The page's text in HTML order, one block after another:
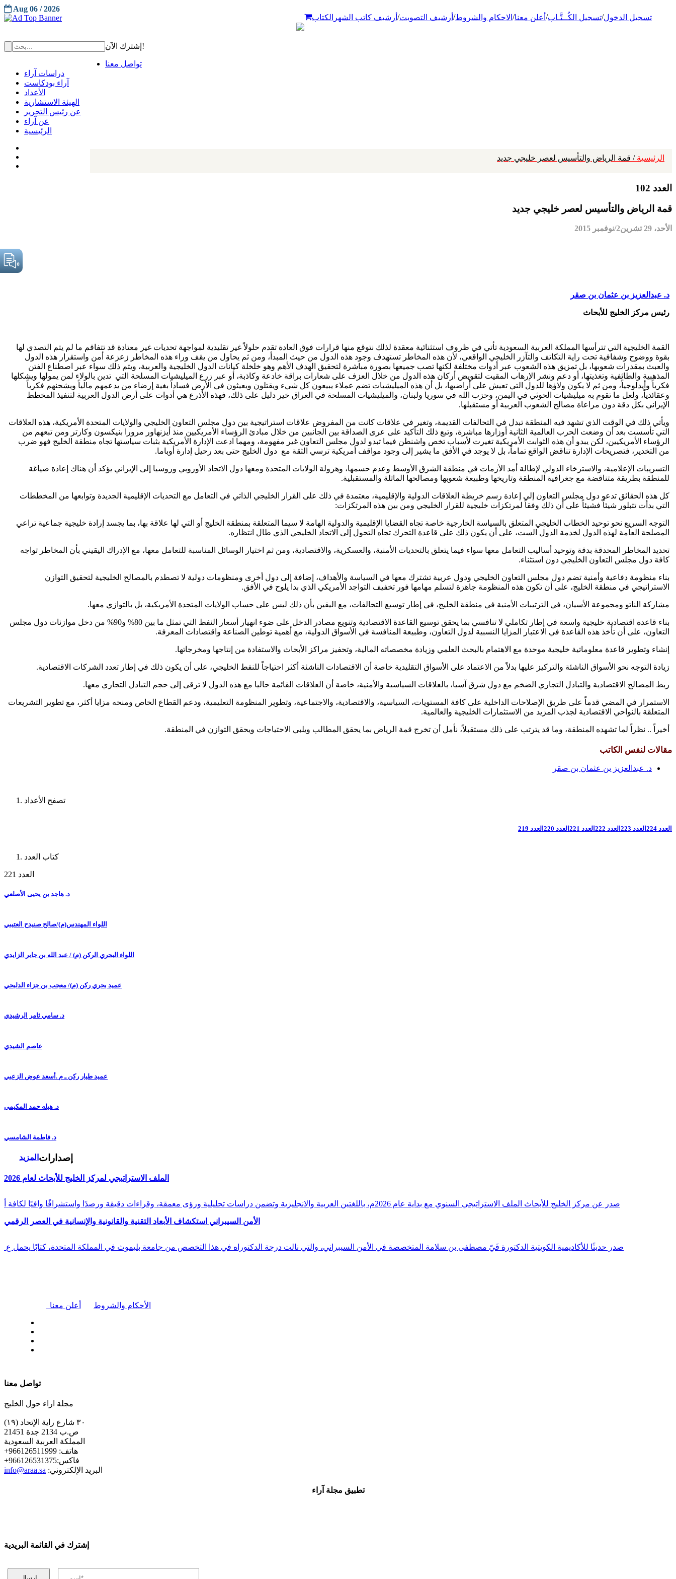
تسجيل الدخول/تسجيل الكُــتَّـاب/ أعلن معنا/ الاحكام والشروط/ أرشيف التصويت/ أرشيف كاتب الشهر الكتاب
Aug 06 / 2026
إشترك الآن!
تواصل معنا
دراسات آراء
آراء بودكاست
الأعداد
الهيئة الاستشارية
عن رئيس التحرير
عن آراء
الرئيسية
الرئيسية / قمة الرياض والتأسيس لعصر خليجي جديد
العدد 102
قمة الرياض والتأسيس لعصر خليجي جديد
الأحد، 29 تشرين2/نوفمبر 2015
د. عبدالعزيز بن عثمان بن صقر
رئيس مركز الخليج للأبحاث
القمة الخليجية التي تترأسها المملكة العربية السعودية تأتي في ظروف استثنائية معقدة لذلك نتوقع منها قرارات فوق العادة تقدم حلولاً غير تقليدية لمواجهة تحديات غير معتادة قد تتفاقم ما لم يتم التصدي لها
بقوة ووضوح وشفافية تحت راية التكاتف والتآزر الخليجي الواقعي، لأن هذه المخاطر تستهدف وجود هذه الدول من حيث المبدأ، ومن ثم يحاول من يقف وراء هذه المخاطر زعزعة أمن واستقرار هذه الدول
والعبث بمقدرات شعوبها، بل تمزيق هذه الشعوب عبر أدوات مختلفة لكنها تصب جميعها بصورة مباشرة لتحقيق الهدف الأهم وهو خلخلة كيانات الدول الخليجية والعربية، ويتم ذلك سواء عبر اصطناع الفتن
المذهبية والطائفية وتغذيتها، أو دعم ونشر الإرهاب المقيت لتقويض أركان هذه الدول من خلال العزف على شعارات براقة خادعة وكاذبة، أو عبر زرع الميليشيات المسلحة التي تدين بالولاء لمن يمولها ويشكلها
فكرياً وأيدلوجياً، ومن ثم لا يكون ولاؤها للدول التي تعيش على أراضيها، بل أن هذه الميليشيات تضم عملاء يبيعون كل شيء ويقتلون ويعيثون في الأرض فساداً بغية إرضاء من يدعمهم مالياً ويشحنهم فكرياً
وعقائدياً، ولعل ما تقوم به ميليشيات الحوثي في اليمن، وحزب الله في سوريا ولبنان، والميليشيات المسلحة في العراق خير دليل على ذلك، فهذه الأذرع هي أدوات على أرض الدول العربية لتنفيذ المخطط
الإيراني بكل دقة دون مراعاة مصالح الشعوب العربية أو مستقبلها.
ويأتي ذلك في الوقت الذي تشهد فيه المنطقة تبدل في التحالفات القديمة، وتغير في علاقات كانت من المفروض علاقات استراتيجية بين دول مجلس التعاون الخليجي والولايات المتحدة الأمريكية، هذه العلاقات
التي تأسست بعد أن وضعت الحرب العالمية الثانية أوزارها مباشرة، وتبع ذلك التأكيد على عرى الصداقة بين الجانبين من خلال مبادئ الرؤساء الأمريكيين منذ أيزنهاور مرورا بنيكسون وكارتر ومن تبعهم من
الرؤساء الأمريكيين، لكن يبدو أن هذه الثوابت الأمريكية تغيرت لأسباب تخص واشنطن فيما تبدو لدول مجلس التعاون غير مفهومة، ومهما ادعت الإدارة الأمريكية بثبات سياستها تجاه منطقة الخليج فهو ضرب
من التخدير، فتصريحات الإدارة تناقض الواقع تماماً، بل لا يوجد في الأفق ما يشير إلى وجود مواقف أمريكية ترسي الثقة مع دول الخليج حتى بعد رحيل إدارة أوباما.
التسريبات الإعلامية، والاسترخاء الدولي لإطالة أمد الأزمات في منطقة الشرق الأوسط وعدم حسمها، وهرولة الولايات المتحدة ومعها دول الاتحاد الأوروبي وروسيا إلى الإيراني يؤكد أن هناك إعادة صياغة
للمنطقة بطريقة متناقضة مع جغرافية المنطقة وتاريخها وطبيعة شعوبها ومصالحها الماثلة والمستقبلية.
كل هذه الحقائق تدعو دول مجلس التعاون إلى إعادة رسم خريطة العلاقات الدولية والإقليمية، معتمدة في ذلك على القرار الخليجي الذاتي في التعامل مع التحديات الإقليمية الجديدة وتوابعها من المخططات
التي بدأت تتبلور شيئاً فشيئاً على أن ذلك وفقاً لمرتكزات خليجية للقرار الخليجي ومن بين هذه المرتكزات:
التوجه السريع نحو توحيد الخطاب الخليجي المتعلق بالسياسة الخارجية خاصة تجاه القضايا الإقليمية والدولية الهامة لا سيما المتعلقة بمنطقة الخليج أو التي لها علاقة بها، بما يجسد إرادة خليجية جماعية تراعي
المصلحة العامة لهذه الدول لخدمة الدول الست، على أن يكون ذلك على قاعدة التحرك تجاه التحول إلى الاتحاد الخليجي الذي طال انتظاره.
تحديد المخاطر المحدقة بدقة وتوحيد أساليب التعامل معها سواء فيما يتعلق بالتحديات الأمنية، والعسكرية، والاقتصادية، ومن ثم اختيار الوسائل المناسبة للتعامل معها، مع الإدراك اليقيني بأن المخاطر تواجه
كافة دول مجلس التعاون الخليجي دون استثناء.
بناء منظومة دفاعية وأمنية تضم دول مجلس التعاون الخليجي ودول عربية تشترك معها في السياسة والأهداف، إضافة إلى دول أخرى ومنظومات دولية لا تصطدم بالمصالح الخليجية لتحقيق التوازن
الاستراتيجي في منطقة الخليج، على أن تكون هذه المنظومة جاهزة لتسلم مهامها فور تخفيف التواجد الأمريكي الذي بدا يلوح في الأفق.
مشاركة الناتو ومجموعة الأسيان، في الترتيبات الأمنية في منطقة الخليج، في إطار توسيع التحالفات، مع اليقين بأن ذلك ليس على حساب الولايات المتحدة الأمريكية، بل بالتوازي معها.
بناء قاعدة اقتصادية خليجية واسعة في إطار تكاملي لا تنافسي بما يحقق توسيع القاعدة الاقتصادية وتنويع مصادر الدخل على ضوء انهيار أسعار النفط التي تمثل ما بين 80% و90% من دخل موازنات دول مجلس
التعاون، على أن تأخذ هذه القاعدة في الاعتبار المزايا النسبية لدول التعاون، وطبيعة المنافسة في الأسواق الدولية، مع أهمية توطين الصناعة واقتصادات المعرفة.
إنشاء وتطوير قاعدة معلوماتية خليجية موحدة مع الاهتمام بالبحث العلمي وزيادة مخصصاته المالية، وتحفيز مراكز الأبحاث والاستفادة من إنتاجها ومخرجاتها.
زيادة التوجه نحو الأسواق الناشئة والتركيز عليها بدلاً من الاعتماد على الأسواق التقليدية خاصة أن الاقتصادات الناشئة أكثر احتياجاً للنفط الخليجي، على أن يكون ذلك في إطار تعدد الشركات الاقتصادية.
ربط المصالح الاقتصادية والتبادل التجاري الضخم مع دول شرق آسيا، بالعلاقات السياسية والأمنية، خاصة أن العلاقات القائمة حاليا مع هذه الدول لا ترقى إلى حجم التبادل التجاري معها.
الاستمرار في المضي قدماً على طريق الإصلاحات الداخلية على كافة المستويات، السياسية، والاقتصادية، والاجتماعية، وتطوير المنظومة التعليمية، ودعم القطاع الخاص ومنحه مزايا أكثر، مع تطوير التشريعات
المتعلقة بالنواحي الاقتصادية لجذب المزيد من الاستثمارات الخليجية والعالمية.
أخيراً .. نظراً لما تشهده المنطقة، وما قد يترتب على ذلك مستقبلاً، نأمل أن تخرج قمة الرياض بما يحقق المطالب ويلبي الاحتياجات ويحقق التوازن في المنطقة.
مقالات لنفس الكاتب
د. عبدالعزيز بن عثمان بن صقر
تصفح الأعداد
العدد 224 العدد 223 العدد 222 العدد 221 العدد 220 العدد 219
كتاب العدد
العدد 221
د. هاجد بن يحيى الأصلعي
اللواء المهندس(م)/صالح صنيدح العتيبي
اللواء البحري الركن (م) / عبد الله بن جابر الزايدي
عميد بحري ركن (م)/ معجب بن جزاء الدلبحي
د. سامي ثامر الرشيدي
عاصم الشيدي
عميد طيار ركن ـ م .أسعد عوض الزعبي
د. هيله حمد المكيمي
د. فاطمة الشامسي
المزيد إصدارات
الملف الاستراتيجي لمركز الخليج للأبحاث لعام 2026
صدر عن مركز الخليج للأبحاث الملف الاستراتيجي السنوي مع بداية عام 2026م، باللغتين العربية والانجليزية وتضمن دراسات تحليلية ورؤى معمقة، وقراءات دقيقة ورصدًا واستشرافًا وافيًا لكافة أ
الأمن السيبراني استكشاف الأبعاد التقنية والقانونية والإنسانية في العصر الرقمي
صدر حديثًا للأكاديمية الكويتية الدكتورة فَيّ مصطفى بن سلامة المتخصصة في الأمن السيبراني، والتي نالت درجة الدكتوراه في هذا التخصص من جامعة بليموث في المملكة المتحدة، كتابًا يحمل ع
أعلن معنا الأحكام والشروط
تواصل معنا
مجلة اراء حول الخليج
٣٠ شارع راية الإتحاد (١٩)
ص.ب 2134 جدة 21451
المملكة العربية السعودية
+هاتف: 966126511999
+فاكس:966126531375
info@araa.sa :البريد الإلكتروني
تطبيق مجلة آراء
إشترك في القائمة البريدية